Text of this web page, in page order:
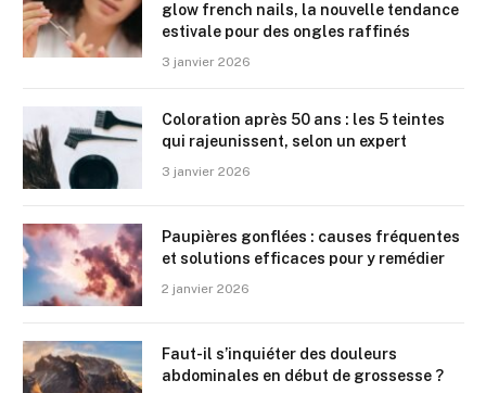
glow french nails, la nouvelle tendance
estivale pour des ongles raffinés
3 janvier 2026
Coloration après 50 ans : les 5 teintes
qui rajeunissent, selon un expert
3 janvier 2026
Paupières gonflées : causes fréquentes
et solutions efficaces pour y remédier
2 janvier 2026
Faut-il s’inquiéter des douleurs
abdominales en début de grossesse ?